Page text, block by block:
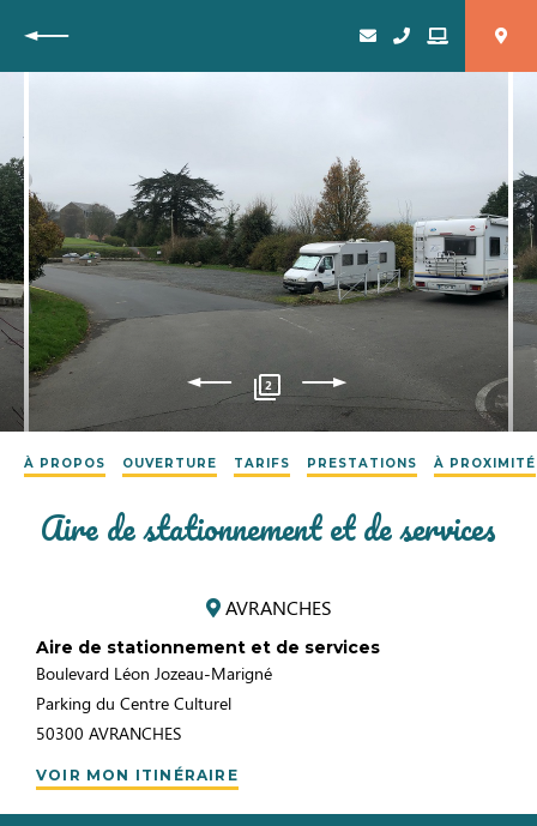
Retour
2
À PROPOS OUVERTURE TARIFS PRESTATIONS À PROXIMITÉ
Aire de stationnement et de services
AVRANCHES
Aire de stationnement et de services
Boulevard Léon Jozeau-Marigné
Parking du Centre Culturel
50300 AVRANCHES
VOIR MON ITINÉRAIRE